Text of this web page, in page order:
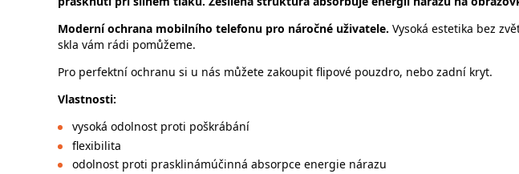
Moderní ochrana mobilního telefonu pro náročné uživatele. Vysoká estetika bez
skla vám rádi pomůžeme.
Pro perfektní ochranu si u nás můžete zakoupit flipové pouzdro, nebo zadní kryt.
Vlastnosti:
vysoká odolnost proti poškrábání
flexibilita
odolnost proti prasklinámúčinná absorpce energie nárazu